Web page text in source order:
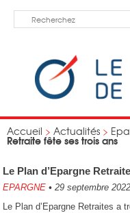
Accueil > Actualités >
Retraite fête ses trois ans
Le Plan d’Epargne
EPARGNE • 29 septembre 2022
Le Plan d’Epargne Retraites a